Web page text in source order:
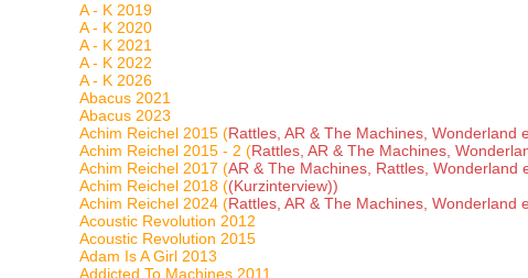
A - K 2019
A - K 2020
A - K 2021
A - K 2022
A - K 2026
Abacus 2021
Abacus 2023
Achim Reichel 2015 (Rattles, AR & The Machines, Wonderland
Achim Reichel 2015 - 2 (Rattles, AR & The Machines,
Achim Reichel 2017 (AR & The Machines, Rattles, Wonderland
Achim Reichel 2018 ((Kurzinterview))
Achim Reichel 2024 (Rattles, AR & The Machines, Wonderland
Acoustic Revolution 2012
Acoustic Revolution 2015
Adam Is A Girl 2013
Addicted To Machines 2011